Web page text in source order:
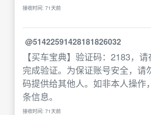
接收时间: 71天前
@51422591428181826032
【买车宝典】验证码：2183，
完成验证。为保证账号安全，请
码提供给其他人。如非本人操作
条信息。
接收时间: 71天前